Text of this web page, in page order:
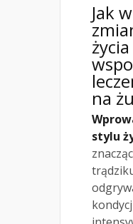
Jak
na
stylu